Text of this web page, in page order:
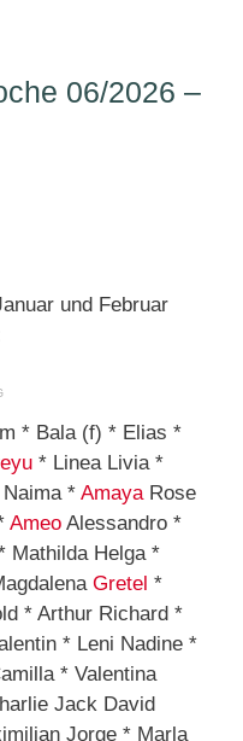
06/2026 –
und Februar
* Bala (f) * Elias *
* Linea Livia *
* Amaya Rose
Ameo Alessandro *
Mathilda Helga *
Gretel *
* Arthur Richard *
* Leni Nadine *
* Valentina
Jack David
Jorge * Marla